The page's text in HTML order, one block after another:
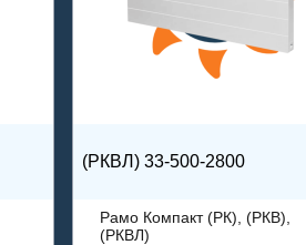
(РКВЛ) 33-500-2800
Рамо Компакт (РК), (РКВ),
(РКВЛ)